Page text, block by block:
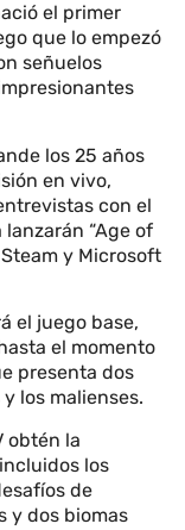
el primer
que lo empezó
señuelos
los 25 años
en vivo,
con el
“Age of
y Microsoft
el juego base,
el momento
presenta dos
los malienses.
obtén la
los
de
y dos biomas